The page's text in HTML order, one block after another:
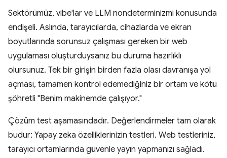
Sektörümüz, vibe'lar ve LLM nondeterminizmi konusunda
endişeli. Aslında, tarayıcılarda, cihazlarda ve ekran
boyutlarında sorunsuz çalışması gereken bir web
uygulaması oluşturduysanız bu duruma hazırlıklı
olursunuz. Tek bir girişin birden fazla olası davranışa yol
açması, tamamen kontrol edemediğiniz bir ortam ve kötü
şöhretli "Benim makinemde çalışıyor."
Çözüm test aşamasındadır. Değerlendirmeler tam olarak
budur: Yapay zeka özelliklerinizin testleri. Web testleriniz,
tarayıcı ortamlarında güvenle yayın yapmanızı sağladı.